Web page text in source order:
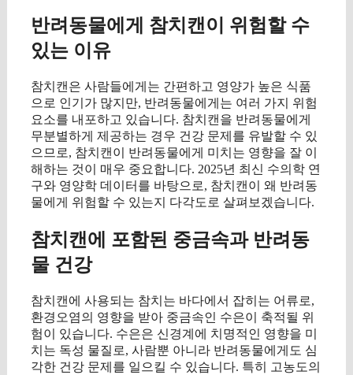
반려동물에게 참치캔이 위험할 수
있는 이유
참치캔은 사람들에게는 간편하고 영양가 높은 식품
으로 인기가 많지만, 반려동물에게는 여러 가지 위험
요소를 내포하고 있습니다. 참치캔을 반려동물에게
무분별하게 제공하는 경우 건강 문제를 유발할 수 있
으므로, 참치캔이 반려동물에게 미치는 영향을 잘 이
해하는 것이 매우 중요합니다. 2025년 최신 수의학 연
구와 영양학 데이터를 바탕으로, 참치캔이 왜 반려동
물에게 위험할 수 있는지 다각도로 살펴보겠습니다.
참치캔에 포함된 중금속과 반려동
물 건강
참치캔에 사용되는 참치는 바다에서 잡히는 어류로,
환경오염의 영향을 받아 중금속인 수은이 축적될 위
험이 있습니다. 수은은 신경계에 치명적인 영향을 미
치는 독성 물질로, 사람뿐 아니라 반려동물에게도 심
각한 건강 문제를 일으킬 수 있습니다. 특히 고농도의